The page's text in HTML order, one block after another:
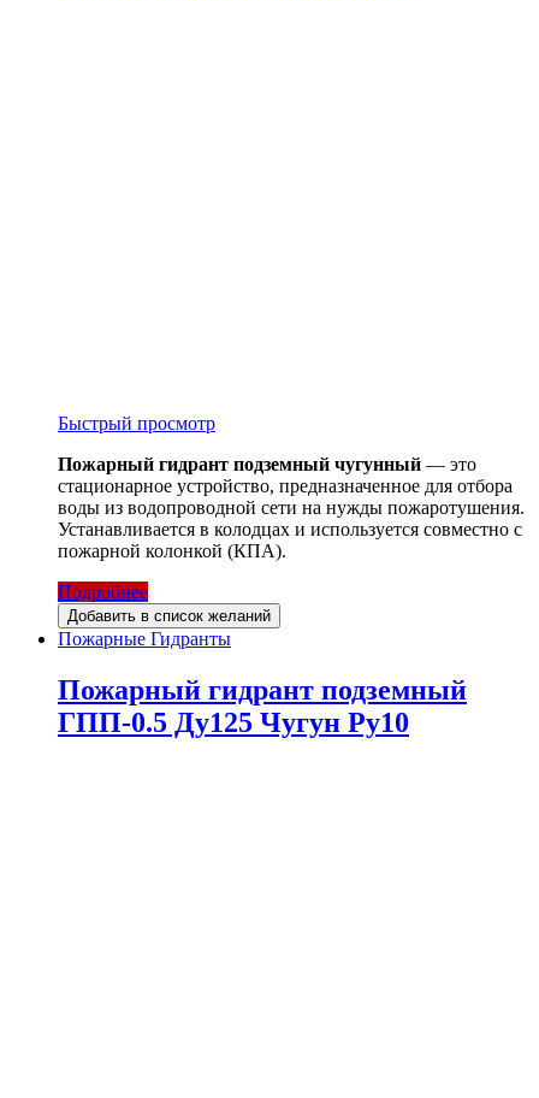
Быстрый просмотр
Пожарный гидрант подземный чугунный — это
стационарное устройство, предназначенное для отбора
воды из водопроводной сети на нужды пожаротушения.
Устанавливается в колодцах и используется совместно с
пожарной колонкой (КПА).
Подробнее
Добавить в список желаний
Пожарные Гидранты
Пожарный гидрант подземный
ГПП-0.5 Ду125 Чугун Ру10